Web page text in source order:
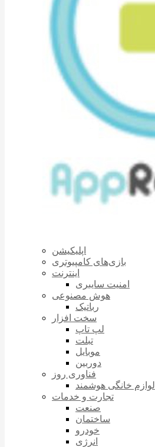
اپلیکیشن
بازی‌های کامپیوتری
اینترنت
امنیت سایبری
هوش مصنوعی
رباتیک
سخت افزار
لپ تاپ
تبلت
موبایل
دوربین
فناوری روز
لوازم خانگی هوشمند
تجارت و خدمات
صنعت
ساختمان
خودرو
انرژی